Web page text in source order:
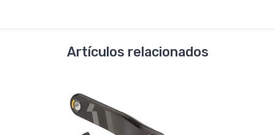
Artículos relacionados